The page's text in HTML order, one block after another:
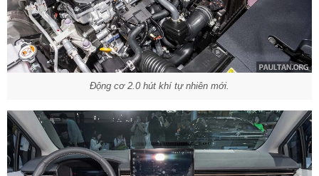
Động cơ 2.0 hút khí tự nhiên mới.